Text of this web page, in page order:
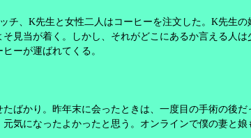
チ、 K先生と女性二人はコーヒーを注文した。 K先生の
見当が着く。しかし、それがどこにあるか言える人は
ーが運ばれてくる。
かり。昨年末に会ったときは、一度目の手術の後
気になったよかったと思う。オンラインで僕の妻と娘